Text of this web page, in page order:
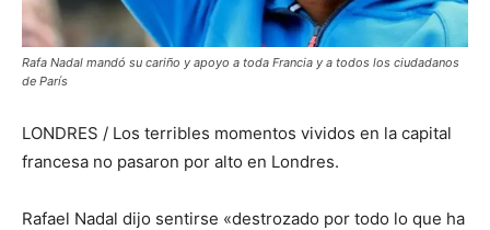
Rafa Nadal mandó su cariño y apoyo a toda Francia y a todos los ciudadanos
de París
LONDRES / Los terribles momentos vividos en la capital
francesa no pasaron por alto en Londres.
Rafael Nadal dijo sentirse «destrozado por todo lo que ha